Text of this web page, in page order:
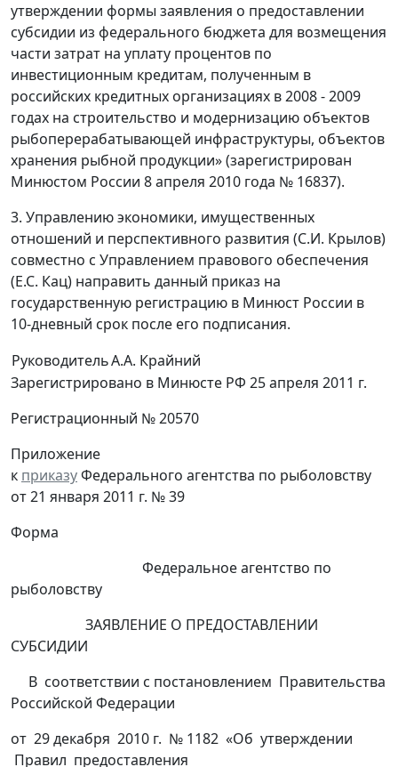
утверждении формы заявления о предоставлении
субсидии из федерального бюджета для возмещения
части затрат на уплату процентов по
инвестиционным кредитам, полученным в
российских кредитных организациях в 2008 - 2009
годах на строительство и модернизацию объектов
рыбоперерабатывающей инфраструктуры, объектов
хранения рыбной продукции» (зарегистрирован
Минюстом России 8 апреля 2010 года № 16837).
3. Управлению экономики, имущественных
отношений и перспективного развития (С.И. Крылов)
совместно с Управлением правового обеспечения
(Е.С. Кац) направить данный приказ на
государственную регистрацию в Минюст России в
10-дневный срок после его подписания.
РуководительА.А. Крайний
Зарегистрировано в Минюсте РФ 25 апреля 2011 г.
Регистрационный № 20570
Приложение
к приказуФедерального агентства по рыболовству
от 21 января 2011 г. № 39
Форма
Федеральное агентство по
рыболовству
ЗАЯВЛЕНИЕ О ПРЕДОСТАВЛЕНИИ
СУБСИДИИ
В соответствии с постановлением Правительства
Российской Федерации
от 29 декабря 2010 г. № 1182 «Об утверждении
Правил предоставления